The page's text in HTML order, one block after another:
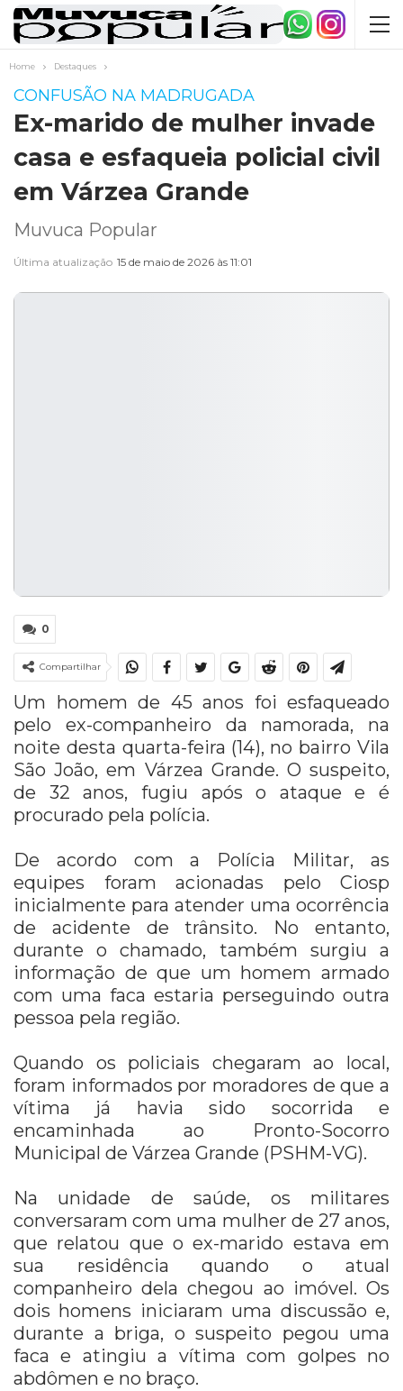
Home Destaques
CONFUSÃO NA MADRUGADA
Ex-marido de mulher invade
casa e esfaqueia policial civil
em Várzea Grande
Muvuca Popular
Última atualização 15 de maio de 2026 às 11:01
0
Compartilhar
Um homem de 45 anos foi esfaqueado
pelo ex-companheiro da namorada, na
noite desta quarta-feira (14), no bairro Vila
São João, em Várzea Grande. O suspeito,
de 32 anos, fugiu após o ataque e é
procurado pela polícia.
De acordo com a Polícia Militar, as
equipes foram acionadas pelo Ciosp
inicialmente para atender uma ocorrência
de acidente de trânsito. No entanto,
durante o chamado, também surgiu a
informação de que um homem armado
com uma faca estaria perseguindo outra
pessoa pela região.
Quando os policiais chegaram ao local,
foram informados por moradores de que a
vítima já havia sido socorrida e
encaminhada ao Pronto-Socorro
Municipal de Várzea Grande (PSHM-VG).
Na unidade de saúde, os militares
conversaram com uma mulher de 27 anos,
que relatou que o ex-marido estava em
sua residência quando o atual
companheiro dela chegou ao imóvel. Os
dois homens iniciaram uma discussão e,
durante a briga, o suspeito pegou uma
faca e atingiu a vítima com golpes no
abdômen e no braço.